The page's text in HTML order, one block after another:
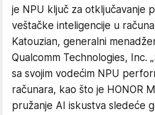
je NPU ključ za otključavanje
veštačke inteligencije u
Katouzian, generalni
Qualcomm Technologies, Inc.
sa svojim vodećim NPU
računara, kao što je HONOR
pružanje AI iskustva sledeće